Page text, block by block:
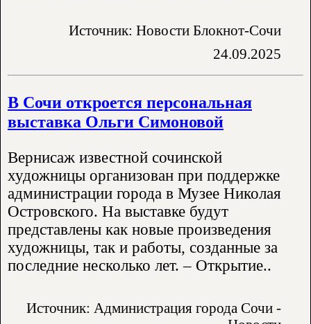
Источник: Новости Блокнот-Сочи
24.09.2025
В Сочи откроется персональная
выставка Ольги Симоновой
Вернисаж известной сочинской
художницы организован при поддержке
администрации города в Музее Николая
Островского. На выставке будут
представлены как новые произведения
художницы, так и работы, созданные за
последние несколько лет. – Открытие..
Источник: Администрация города Сочи -